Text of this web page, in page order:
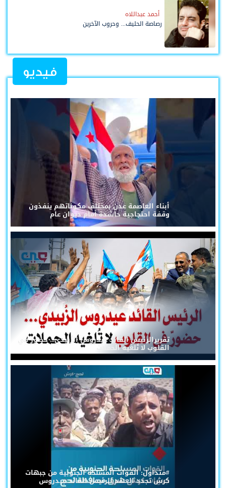
أحمد عبداللاه
رصاصة الحليف... وحروب الآخرين
فيديو
أبناء العاصمة عدن بمختلف مكوناتهم ينفذون
وقفة احتجاجية حاشدة أمام ديوان عام
تقريرالرئيس القائد عيدروس الزُبيدي... حضورٌ في
القلوب لا تُلغيه الحملات
#متداول: القوات المسلحة الجنوبية من جبهات
كرش تجدد العهد للرئيس القائد عيدروس